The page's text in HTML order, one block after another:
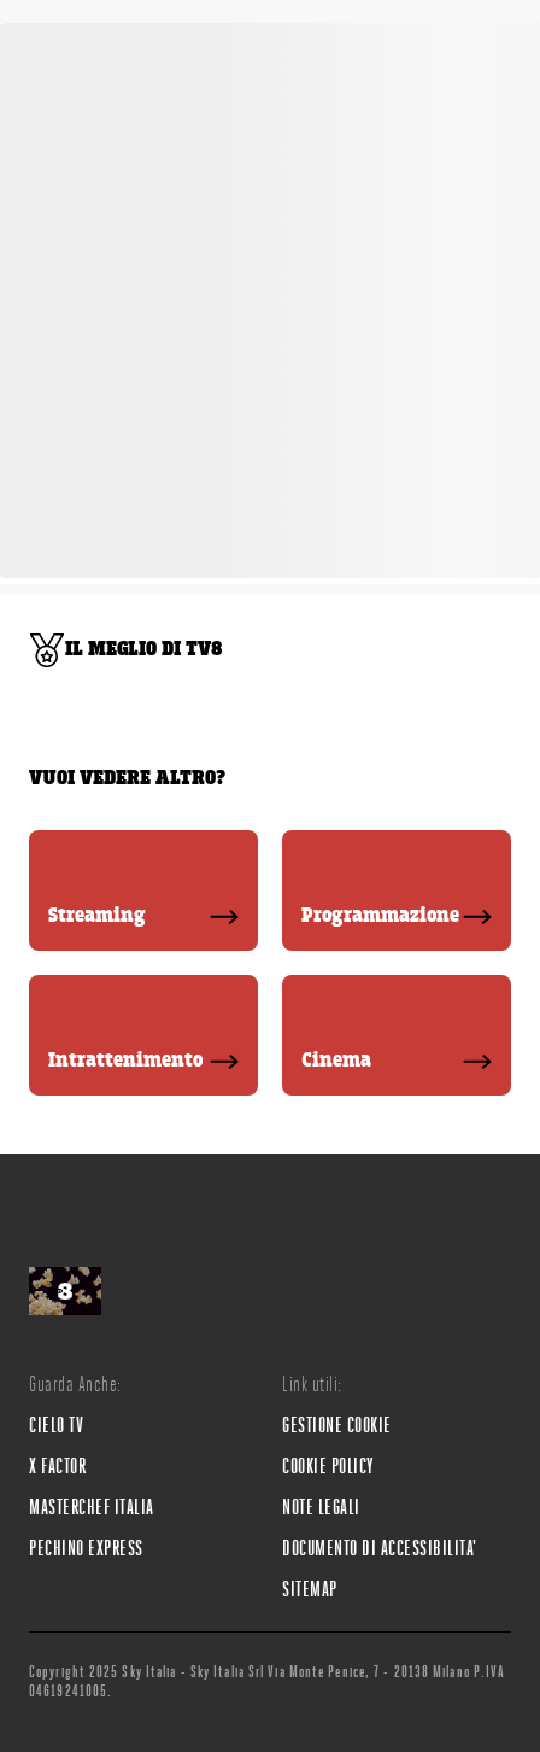
IL MEGLIO DI TV8
VUOI VEDERE ALTRO?
Streaming Programmazione
Intrattenimento Cinema
Guarda Anche:
CIELO TV
X FACTOR
MASTERCHEF ITALIA
PECHINO EXPRESS
Link utili:
GESTIONE COOKIE
COOKIE POLICY
NOTE LEGALI
DOCUMENTO DI ACCESSIBILITA'
SITEMAP
Copyright 2025 Sky Italia - Sky Italia Srl Via Monte Penice, 7 - 20138 Milano P.IVA
04619241005.